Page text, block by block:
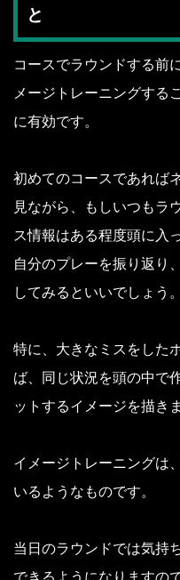
と
コースでラウンドする前
メージトレーニングする
に有効です。
初めてのコースであれば
見ながら、もしいつもラ
ス情報はある程度頭に入
自分のプレーを振り返り
してみるといいでしょう。
特に、大きなミスをした
ば、同じ状況を頭の中で
ットするイメージを描き
イメージトレーニングは
いるようなものです。
当日のラウンドでは気持
できるようになりますの